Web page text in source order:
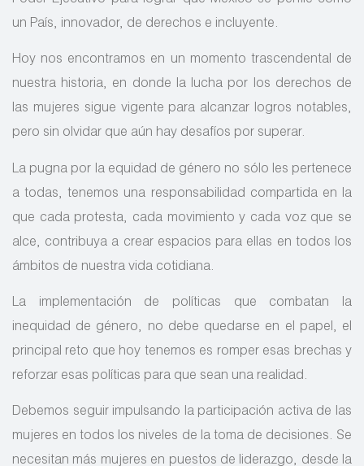
un País, innovador, de derechos e incluyente.
Hoy nos encontramos en un momento trascendental de
nuestra historia, en donde la lucha por los derechos de
las mujeres sigue vigente para alcanzar logros notables,
pero sin olvidar que aún hay desafíos por superar.
La pugna por la equidad de género no sólo les pertenece
a todas, tenemos una responsabilidad compartida en la
que cada protesta, cada movimiento y cada voz que se
alce, contribuya a crear espacios para ellas en todos los
ámbitos de nuestra vida cotidiana.
La implementación de políticas que combatan la
inequidad de género, no debe quedarse en el papel, el
principal reto que hoy tenemos es romper esas brechas y
reforzar esas políticas para que sean una realidad.
Debemos seguir impulsando la participación activa de las
mujeres en todos los niveles de la toma de decisiones. Se
necesitan más mujeres en puestos de liderazgo, desde la